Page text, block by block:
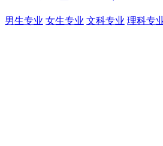
男生专业 女生专业 文科专业 理科专